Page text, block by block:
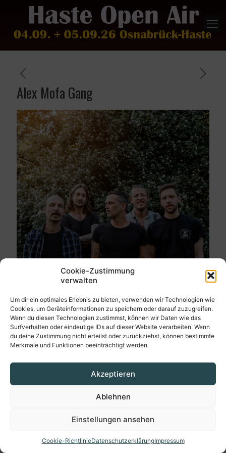
Cookie-Zustimmung
verwalten
Um dir ein optimales Erlebnis zu bieten, verwenden wir Technologien wie
Cookies, um Geräteinformationen zu speichern oder darauf zuzugreifen.
Wenn du diesen Technologien zustimmst, können wir Daten wie das
Surfverhalten oder eindeutige IDs auf dieser Website verarbeiten. Wenn
du deine Zustimmung nicht erteilst oder zurückziehst, können bestimmte
Merkmale und Funktionen beeinträchtigt werden.
Akzeptieren
Ablehnen
Einstellungen ansehen
Cookie-RichtlinieDatenschutzerklärungImpressum
Alex Mofa Gang
© 2026 HasteOpenAir
Impressum
Kontakt Datenschutzerklärung
AGB
Cookie-Richtlinie (EU)